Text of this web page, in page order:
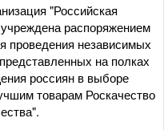
"Российская
распоряжением
проведения независимых
на полках
россиян в выборе
товарам Роскачество